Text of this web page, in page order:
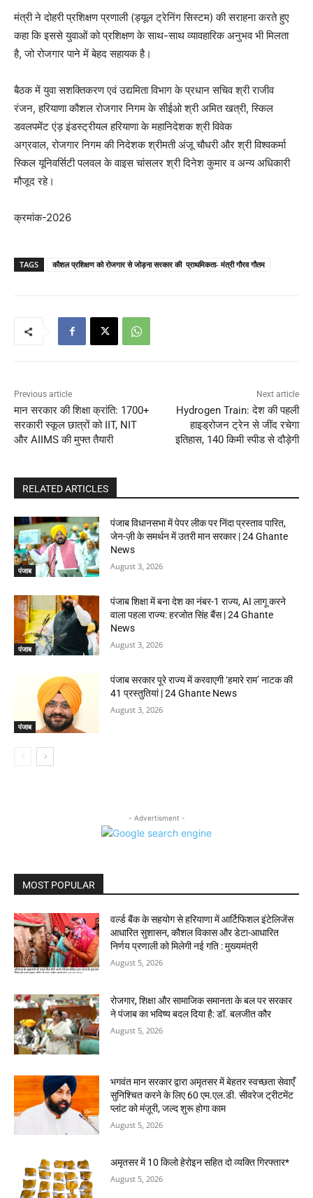
मंत्री ने दोहरी प्रशिक्षण प्रणाली (ड्यूल ट्रेनिंग सिस्टम) की सराहना करते हुए
कहा कि इससे युवाओं को प्रशिक्षण के साथ-साथ व्यावहारिक अनुभव भी मिलता
है, जो रोजगार पाने में बेहद सहायक है।
बैठक में युवा सशक्तिकरण एवं उद्यमिता विभाग के प्रधान सचिव श्री राजीव
रंजन, हरियाणा कौशल रोजगार निगम के सीईओ श्री अमित खत्री, स्किल
डवलपमेंट एंड़ इंडस्ट्रीयल हरियाणा के महानिदेशक श्री विवेक
अग्रवाल, रोजगार निगम की निदेशक श्रीमती अंजू चौधरी और श्री विश्वकर्मा
स्किल यूनिवर्सिटी पलवल के वाइस चांसलर श्री दिनेश कुमार व अन्य अधिकारी
मौजूद रहे।
क्रमांक-2026
TAGS कौशल प्रशिक्षण को रोजगार से जोड़ना सरकार की प्राथमिकता- मंत्री गौरव गौतम
Previous article
मान सरकार की शिक्षा क्रांति: 1700+
सरकारी स्कूल छात्रों को IIT, NIT
और AIIMS की मुफ्त तैयारी
Next article
Hydrogen Train: देश की पहली
हाइड्रोजन ट्रेन से जींद रचेगा
इतिहास, 140 किमी स्पीड से दौड़ेगी
RELATED ARTICLES
पंजाब
पंजाब विधानसभा में पेपर लीक पर निंदा प्रस्ताव पारित,
जेन-ज़ी के समर्थन में उतरी मान सरकार | 24 Ghante
News
August 3, 2026
पंजाब
पंजाब शिक्षा में बना देश का नंबर-1 राज्य, AI लागू करने
वाला पहला राज्य: हरजोत सिंह बैंस | 24 Ghante
News
August 3, 2026
पंजाब
पंजाब सरकार पूरे राज्य में करवाएगी ‘हमारे राम’ नाटक की
41 प्रस्तुतियां | 24 Ghante News
August 3, 2026
- Advertisment -
MOST POPULAR
वर्ल्ड बैंक के सहयोग से हरियाणा में आर्टिफिशल इंटेलिजेंस
आधारित सुशासन, कौशल विकास और डेटा-आधारित
निर्णय प्रणाली को मिलेगी नई गति : मुख्यमंत्री
August 5, 2026
रोजगार, शिक्षा और सामाजिक समानता के बल पर सरकार
ने पंजाब का भविष्य बदल दिया है: डॉ. बलजीत कौर
August 5, 2026
भगवंत मान सरकार द्वारा अमृतसर में बेहतर स्वच्छता सेवाएँ
सुनिश्चित करने के लिए 60 एम.एल.डी. सीवरेज ट्रीटमेंट
प्लांट को मंज़ूरी, जल्द शुरू होगा काम
August 5, 2026
अमृतसर में 10 किलो हेरोइन सहित दो व्यक्ति गिरफ्तार*
August 5, 2026